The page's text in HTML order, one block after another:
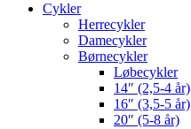
Cykler
Herrecykler
Damecykler
Børnecykler
Løbecykler
14″ (2,5-4 år)
16″ (3,5-5 år)
20″ (5-8 år)